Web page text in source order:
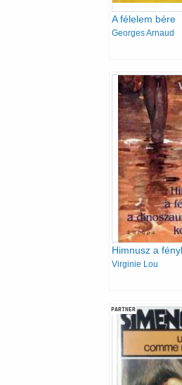
A félelem bére
Georges Arnaud
Virginie Lou
PARTNER